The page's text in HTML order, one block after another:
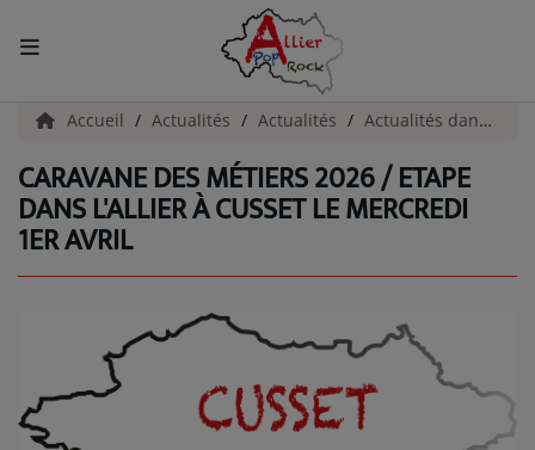
ACCUEIL
Actualités
INFOS - ALLIER
INFOS POP ROCK
La Radio
Accueil Actualités Actualités Actualités dans l'Allier
CARAVANE DES MÉTIERS 2026 / ETAPE
DANS L'ALLIER À CUSSET LE MERCREDI
1ER AVRIL